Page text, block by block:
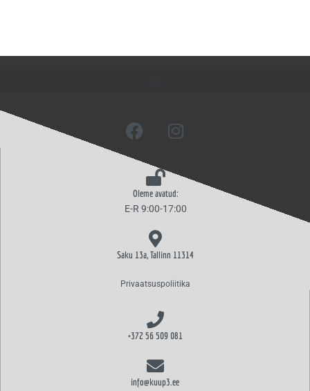
F
a
c
b
o
I
n
t
a
g
m
Oleme avatud:
E-R 9:00-17:00
Saku 13a, Tallinn 11314
Privaatsuspoliitika
+372 56 509 081
info@kuup3.ee